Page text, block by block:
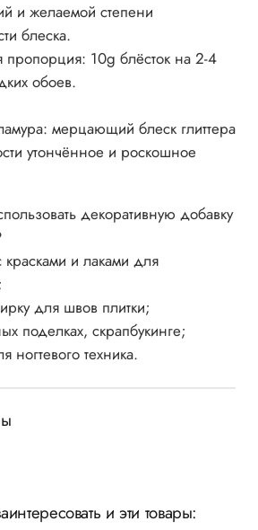
и желаемой степени
блеска.
пропорция: 10g блёсток на 2-4
обоев.
мерцающий блеск глиттера
утончённое и роскошное
декоративную добавку
и лаками для
для швов плитки;
поделках, скрапбукинге;
техника.
и эти товары: